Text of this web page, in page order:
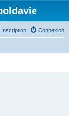
Connexion
Inscription